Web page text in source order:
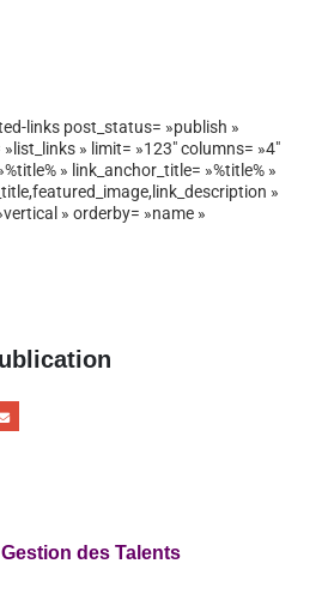
links post_status= »publish »
» limit= »123″ columns= »4″
» link_anchor_title= »%title% »
»
» orderby= »name »
des Talents